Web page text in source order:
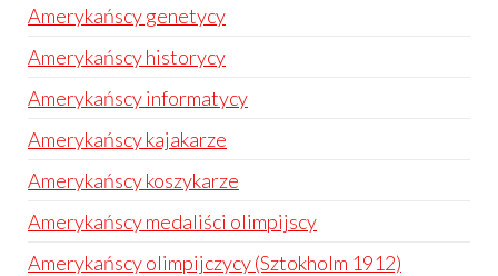
Amerykańscy genetycy
Amerykańscy historycy
Amerykańscy informatycy
Amerykańscy kajakarze
Amerykańscy koszykarze
Amerykańscy medaliści olimpijscy
Amerykańscy olimpijczycy (Sztokholm 1912)